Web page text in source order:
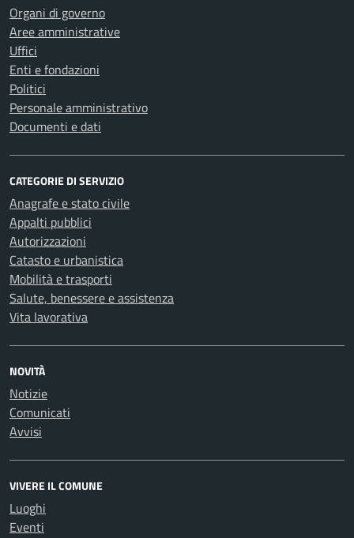
Organi di governo
Aree amministrative
Uffici
Enti e fondazioni
Politici
Personale amministrativo
Documenti e dati
CATEGORIE DI SERVIZIO
Anagrafe e stato civile
Appalti pubblici
Autorizzazioni
Catasto e urbanistica
Mobilità e trasporti
Salute, benessere e assistenza
Vita lavorativa
NOVITÀ
Notizie
Comunicati
Avvisi
VIVERE IL COMUNE
Luoghi
Eventi